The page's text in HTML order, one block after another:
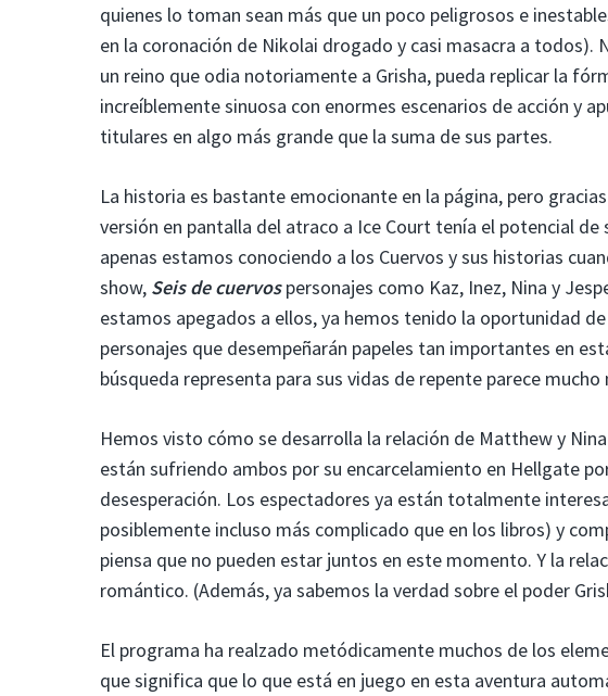
quienes lo toman sean más que un poco peligrosos e
en la coronación de Nikolai drogado y casi masacra a
un reino que odia notoriamente a Grisha, pueda replicar la
increíblemente sinuosa con enormes escenarios de acción y
titulares en algo más grande que la suma de sus partes.
La historia es bastante emocionante en la página, pero
versión en pantalla del atraco a Ice Court tenía el potencial
apenas estamos conociendo a los Cuervos y sus historias
show, Seis de cuervos personajes como Kaz, Inez, Nina y
estamos apegados a ellos, ya hemos tenido la oportunidad
personajes que desempeñarán papeles tan importantes en
búsqueda representa para sus vidas de repente parece
Hemos visto cómo se desarrolla la relación de Matthew y
están sufriendo ambos por su encarcelamiento en Hellgate
desesperación. Los espectadores ya están totalmente
posiblemente incluso más complicado que en los libros) y
piensa que no pueden estar juntos en este momento. Y la
romántico. (Además, ya sabemos la verdad sobre el poder
El programa ha realzado metódicamente muchos de los
que significa que lo que está en juego en esta aventura